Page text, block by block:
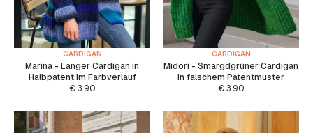
CARDIGAN
Marina - Langer Cardigan in
Halbpatent im Farbverlauf
€3.90
CARDIGAN
Midori - Smargdgrüner Cardigan
in falschem Patentmuster
€3.90